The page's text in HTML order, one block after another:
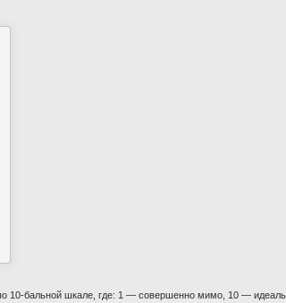
align][/td]
align][/td]
align][/td]
10-бальной шкале, где: 1 — совершенно мимо, 10 —